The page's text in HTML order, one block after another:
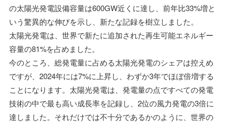
の太陽光発電設備容量は600GW近くに達し、前年比33%増と
いう驚異的な伸びを示し、新たな記録を樹立しました。
太陽光発電は、世界で新たに追加された再生可能エネルギー
容量の81%を占めました。
今のところ、総発電量に占める太陽光発電のシェアは控えめ
ですが、2024年には7%に上昇し、わずか3年でほぼ倍増する
ことになります。太陽光発電は、発電量の点ですべての発電
技術の中で最も高い成長率を記録し、2位の風力発電の3倍に
達しました。それだけでは不十分であるかのように、世界の